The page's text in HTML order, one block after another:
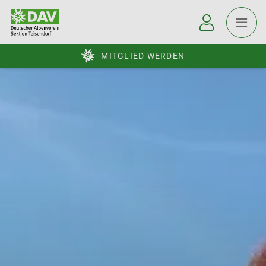
MITGLIED WERDEN